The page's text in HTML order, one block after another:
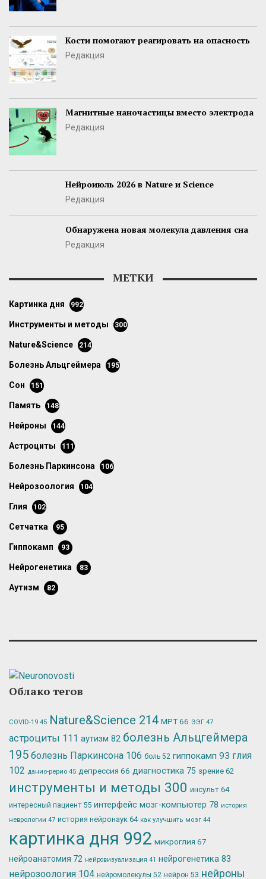
Кости помогают реагировать на опасность
Редакция
Магнитные наночастицы вместо электрода
Редакция
Нейроиюль 2026 в Nature и Science
Редакция
Обнаружена новая молекула давления сна
Редакция
МЕТКИ
картинка дня 992
инструменты и методы 300
Nature&Science 214
болезнь Альцгеймера 195
сон 151
память 148
нейроны 144
астроциты 111
болезнь Паркинсона 106
нейрозоология 104
глия 102
сетчатка 95
гиппокамп 93
нейрогенетика 83
аутизм 82
Облако тегов
COVID-19 45 Nature&Science 214 МРТ66 ЭЭГ 47
астроциты 111 аутизм 82 болезнь Альцгеймера
195 болезнь Паркинсона 106 боль 52 гиппокамп 93 глия
102 данио-рерио 45 депрессия 66 диагностика 75 зрение 62
инструменты и методы 300 инсульт 64
интересный пациент 55 интерфейс мозг-компьютер 78 история
неврологии 47 история нейронаук 64 как улучшить мозг 44
картинка дня 992 микроглия 67
нейроанатомия 72 нейровизуализация 41 нейрогенетика 83
нейрозоология 104 нейромолекулы 52 нейрон 53 нейроны